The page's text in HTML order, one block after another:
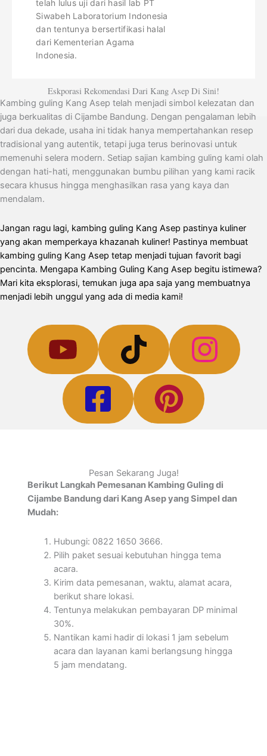
telah lulus uji dari hasil lab PT
Siwabeh Laboratorium Indonesia
dan tentunya bersertifikasi halal
dari Kementerian Agama
Indonesia.
Eskporasi Rekomendasi Dari Kang Asep Di Sini!
Kambing guling Kang Asep telah menjadi simbol kelezatan dan
juga berkualitas di Cijambe Bandung. Dengan pengalaman lebih
dari dua dekade, usaha ini tidak hanya mempertahankan resep
tradisional yang autentik, tetapi juga terus berinovasi untuk
memenuhi selera modern. Setiap sajian kambing guling kami olah
dengan hati-hati, menggunakan bumbu pilihan yang kami racik
secara khusus hingga menghasilkan rasa yang kaya dan
mendalam.
Jangan ragu lagi, kambing guling Kang Asep pastinya kuliner
yang akan memperkaya khazanah kuliner! Pastinya membuat
kambing guling Kang Asep tetap menjadi tujuan favorit bagi
pencinta. Mengapa Kambing Guling Kang Asep begitu istimewa?
Mari kita eksplorasi, temukan juga apa saja yang membuatnya
menjadi lebih unggul yang ada di media kami!
Pesan Sekarang Juga!
Berikut Langkah Pemesanan Kambing Guling di
Cijambe Bandung dari Kang Asep yang Simpel dan
Mudah:
Hubungi: 0822 1650 3666.
Pilih paket sesuai kebutuhan hingga tema
acara.
Kirim data pemesanan, waktu, alamat acara,
berikut share lokasi.
Tentunya melakukan pembayaran DP minimal
30%.
Nantikan kami hadir di lokasi 1 jam sebelum
acara dan layanan kami berlangsung hingga
5 jam mendatang.